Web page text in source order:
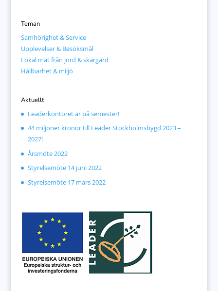
Teman
Samhörighet & Service
Upplevelser & Besöksmål
Lokal mat från jord & skärgård
Hållbarhet & miljö
Aktuellt
Leaderkontoret är på semester!
44 miljoner kronor till Leader Stockholmsbygd 2023 –
2027!
Årsmöte 2022
Styrelsemöte 14 juni 2022
Styrelsemöte 17 mars 2022